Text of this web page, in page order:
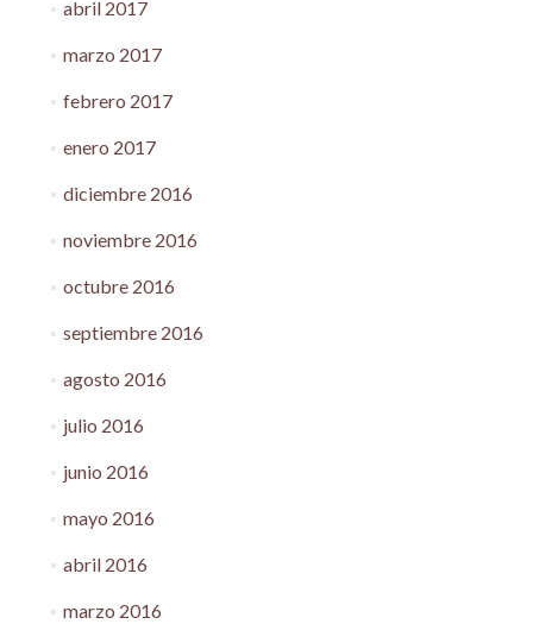
abril 2017
marzo 2017
febrero 2017
enero 2017
diciembre 2016
noviembre 2016
octubre 2016
septiembre 2016
agosto 2016
julio 2016
junio 2016
mayo 2016
abril 2016
marzo 2016